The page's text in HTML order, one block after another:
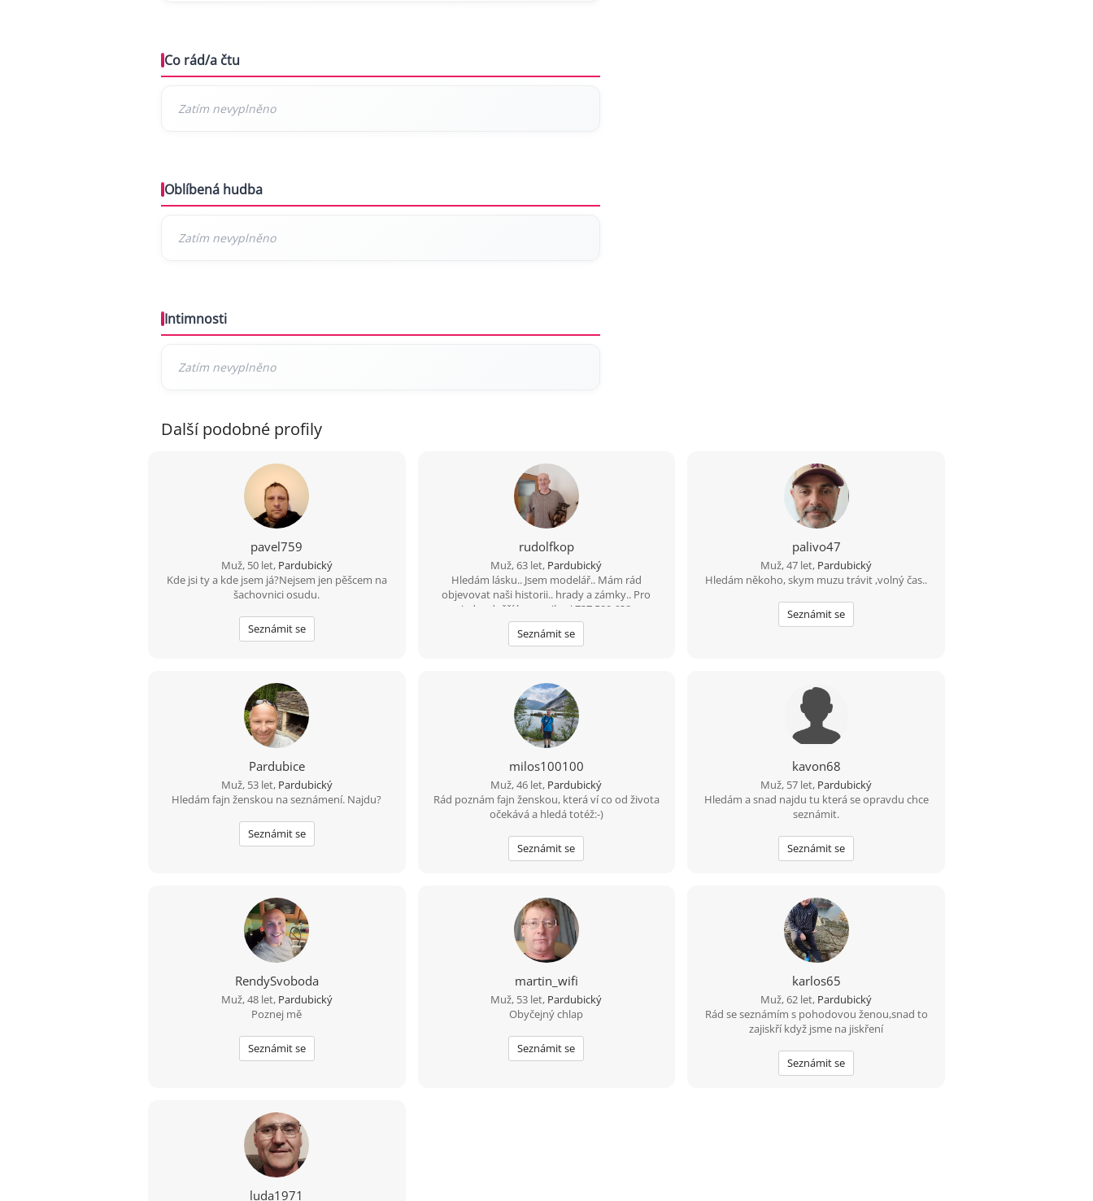
Co rád/a čtu
Oblíbená hudba
Intimnosti
Další podobné profily
pavel759
Muž, 50 let, Pardubický
Kde jsi ty a kde jsem já?Nejsem jen pěšcem na
šachovnici osudu.
Seznámit se
rudolfkop
Muž, 63 let, Pardubický
Hledám lásku.. Jsem modelář.. Mám rád
objevovat naši historii.. hrady a zámky.. Pro
jednodušší komunikaci 737 580 628
Seznámit se
palivo47
Muž, 47 let, Pardubický
Hledám někoho, skym muzu trávit ,volný čas..
Seznámit se
Pardubice
Muž, 53 let, Pardubický
Hledám fajn ženskou na seznámení. Najdu?
Seznámit se
milos100100
Muž, 46 let, Pardubický
Rád poznám fajn ženskou, která ví co od života
očekává a hledá totéž:-)
Seznámit se
kavon68
Muž, 57 let, Pardubický
Hledám a snad najdu tu která se opravdu chce
seznámit.
Seznámit se
RendySvoboda
Muž, 48 let, Pardubický
Poznej mě
Seznámit se
martin_wifi
Muž, 53 let, Pardubický
Obyčejný chlap
Seznámit se
karlos65
Muž, 62 let, Pardubický
Rád se seznámím s pohodovou ženou,snad to
zajiskří když jsme na jiskření
Seznámit se
luda1971